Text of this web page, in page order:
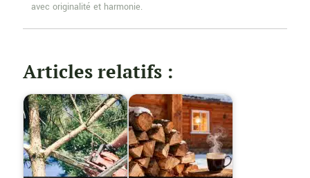
avec originalité et harmonie.
Articles relatifs :